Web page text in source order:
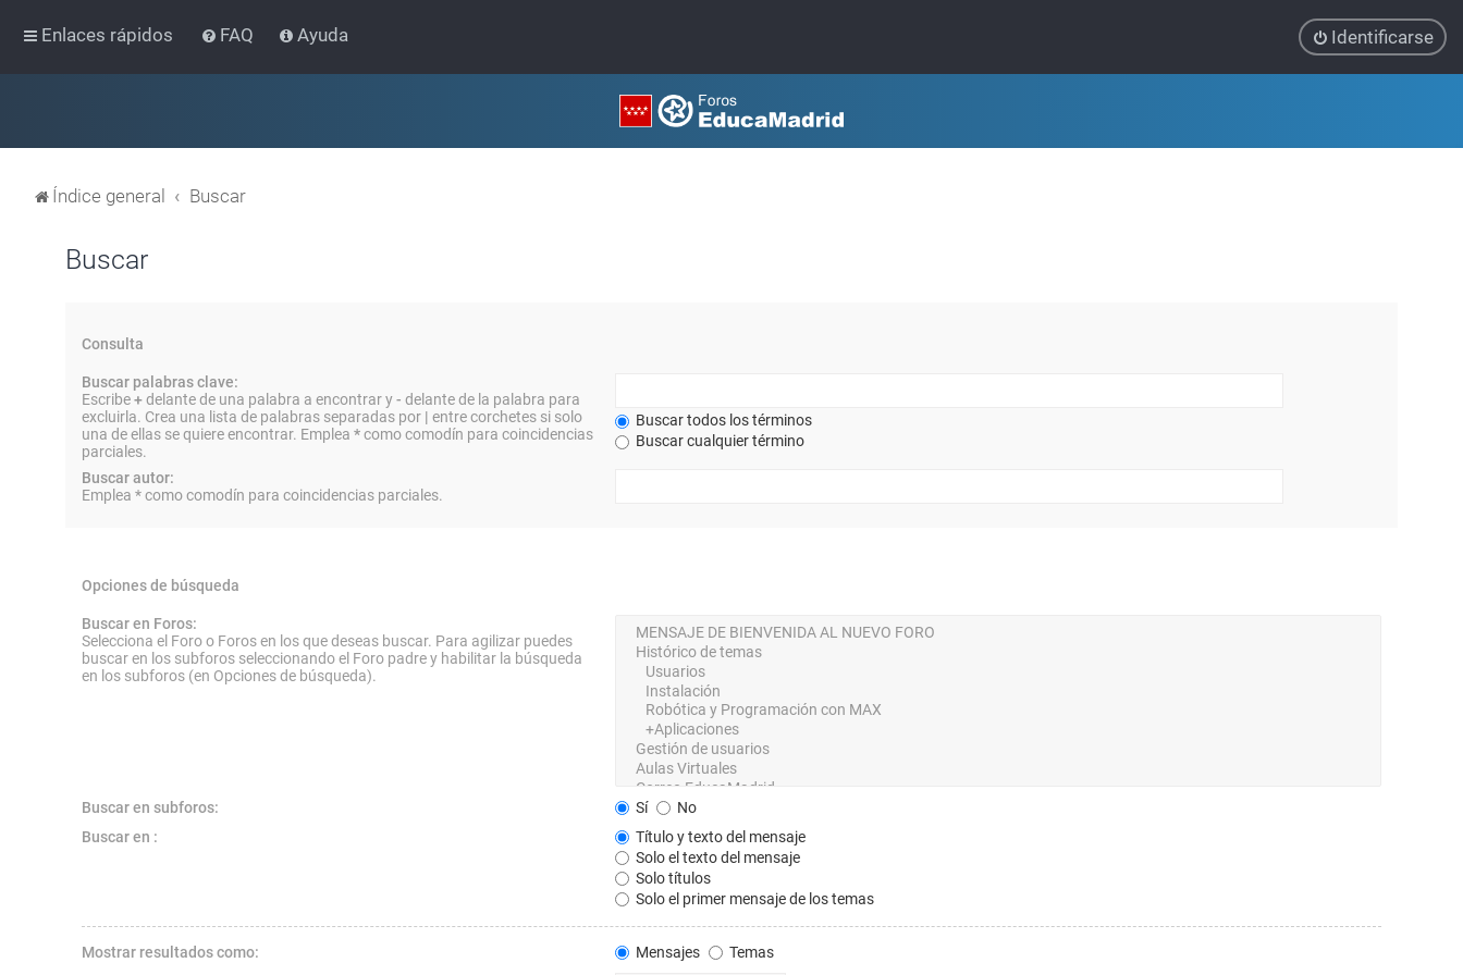
Enlaces rápidos FAQ Ayuda Identificarse
Índice general Buscar
Buscar
Consulta
Buscar palabras clave:
Escribe+delante de una palabra a encontrar y- delante de la palabra para
excluirla. Crea una lista de palabras separadas por | entre corchetes si solo
una de ellas se quiere encontrar. Emplea *como comodín para coincidencias
parciales.
Buscar todos los términos
Buscar cualquier término
Buscar autor:
Emplea * como comodín para coincidencias parciales.
Opciones de búsqueda
Buscar en Foros:
Selecciona el Foro o Foros en los que deseas buscar. Para agilizar puedes
buscar en los subforos seleccionando el Foro padre y habilitar la búsqueda
en los subforos (en Opciones de búsqueda).
Buscar en subforos: Sí
No
Buscar en :
Título y texto del mensaje
Solo el texto del mensaje
Solo títulos
Solo el primer mensaje de los temas
Mostrar resultados como: Mensajes
Temas